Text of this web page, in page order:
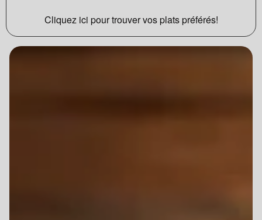
Cliquez ici pour trouver vos plats préférés!